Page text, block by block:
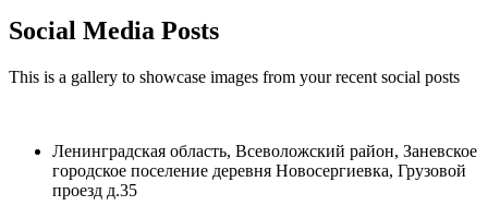
Social Media Posts
This is a gallery to showcase images from your recent social posts
Ленинградская область, Всеволожский район, Заневское
городское поселение деревня Новосергиевка, Грузовой
проезд д.35